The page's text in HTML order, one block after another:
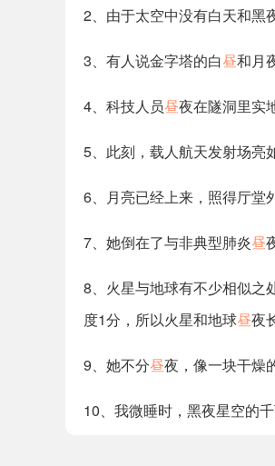
2、由于太空中没有白天和黑
3、有人说金字塔的白昼和月
4、科技人员昼夜在隧洞里实
5、此刻，载人航天发射场亮
6、月亮已经上来，照得厅堂
7、她倒在了与非典型肺炎昼
8、火星与地球有不少相似之
度1分，所以火星和地球昼夜
9、她不分昼夜，像一块干燥
10、我微睡时，黑夜星空的